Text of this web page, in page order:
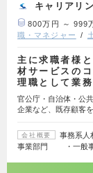
キャリアリ
800万円 ～ 999
職・マネジャー
主に求職者様
材サービスの
理職として業
官公庁・自治体・公
企業など、既存顧客
会社概要
事務系
事業部門 ・一般事